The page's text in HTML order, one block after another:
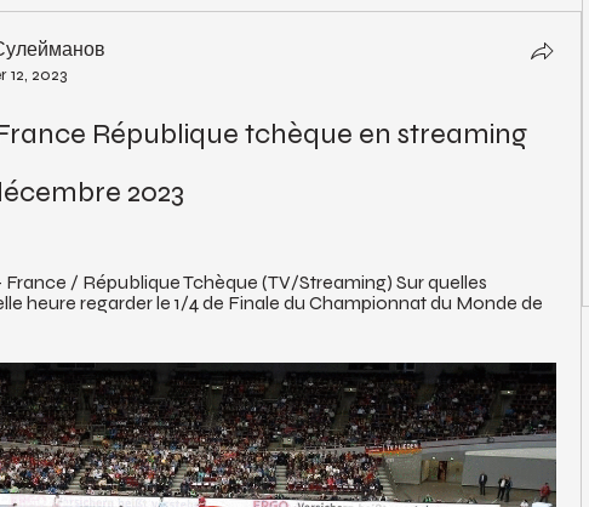
12, 2023
République tchèque en streaming
2023
France / République Tchèque (TV/Streaming) Sur quelles
heure regarder le 1/4 de Finale du Championnat du Monde de